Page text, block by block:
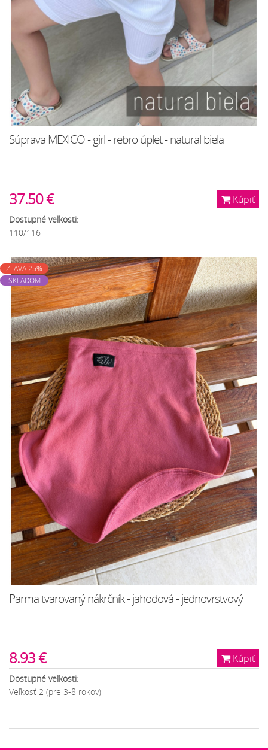
Súprava MEXICO - girl - rebro úplet - natural biela
Kúpiť
37.50 €
Dostupné veľkosti:
110/116
ZĽAVA 25%
SKLADOM
Parma tvarovaný nákrčník - jahodová - jednovrstvový
Kúpiť
8.93 €
Dostupné veľkosti:
Veľkosť 2 (pre 3-8 rokov)